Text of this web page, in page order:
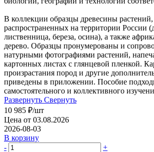
В коллекции образцы древесины
распространенных на территории России
лиственница, береза, осина), а также
дерево. Образцы пронумерованы и
натурными фотографиями растений,
картонных листах с глянцевой пленкой.
произрастания пород и другие
приведены в приложении. Пособие
самостоятельного и коллективного
Развернуть Свернуть
10 985 ₽/шт
Цена от 03.08.2026
2026-08-03
В корзину
-
+